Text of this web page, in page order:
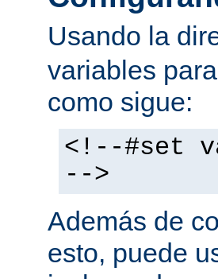
Usando la
variables
como sigue:
<!--#set
-->
Además de
esto, puede